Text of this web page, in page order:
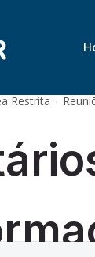
Restrita